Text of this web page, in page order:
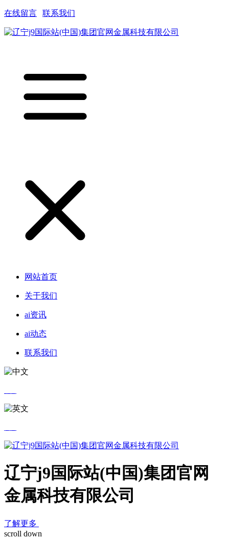
在线留言 联系我们
网站首页
关于我们
ai资讯
ai动态
联系我们
辽宁j9国际站(中国)集团官网
金属科技有限公司
了解更多
scroll down